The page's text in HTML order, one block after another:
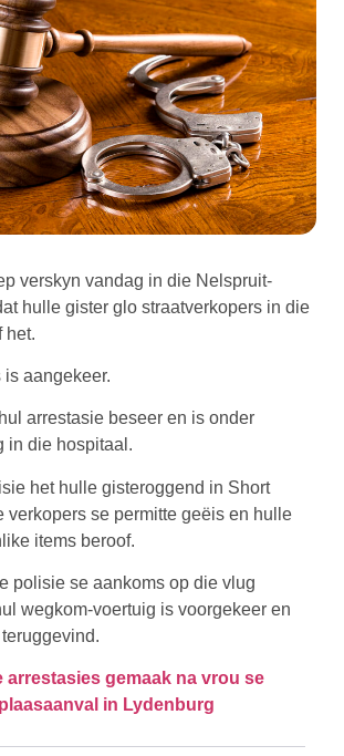
verskyn vandag in die Nelspruit-
hulle gister glo straatverkopers in die
het.
is aangekeer.
arrestasie beseer en is onder
in die hospitaal.
het hulle gisteroggend in Short
verkopers se permitte geëis en hulle
items beroof.
polisie se aankoms op die vlug
wegkom-voertuig is voorgekeer en
arrestasies gemaak na vrou se
in Lydenburg